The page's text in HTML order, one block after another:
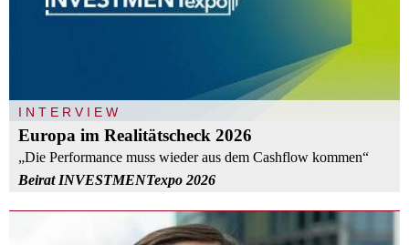
INTERVIEW
Europa im Realitätscheck 2026
„Die Performance muss wieder aus dem Cashflow kommen“
Beirat INVESTMENTexpo 2026